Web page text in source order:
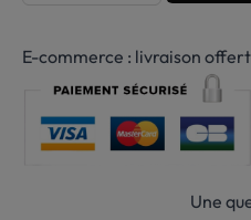
Tablette
laiton
verre
E-commerce : livraison
Une